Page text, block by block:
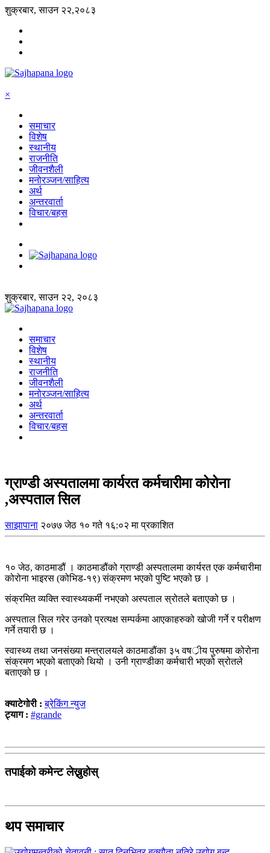
शुक्रबार, साउन २२,२०८३
×
समाचार
विशेष
स्थानीय
राजनीति
जीवनशैली
मनोरञ्जन/साहित्य
अर्थ
अन्तरवार्ता
विचार/बहस
शुक्रबार, साउन २२, २०८३
समाचार
विशेष
स्थानीय
राजनीति
जीवनशैली
मनोरञ्जन/साहित्य
अर्थ
अन्तरवार्ता
विचार/बहस
ग्राण्डी अस्पतालमा कार्यरत कर्मचारीमा कोरोना
,अस्पताल सिल
साझापाना २०७७ जेठ १० गते १६:०२ मा प्रकाशित
१० जेठ, काठमाडौं । काठमाडौंको ग्राण्डी अस्पतालमा कार्यरत एक कर्मचारीमा
कोरोना भाइरस (कोभिड-१९) संक्रमण भएको पुष्टि भएको छ ।
संक्रमित व्यक्ति स्वास्थ्यकर्मी नभएको अस्पताल स्रोतले बताएको छ ।
अस्पताल सिल गरेर उनको प्रत्यक्ष सम्पर्कमा आएकाहरुको खोजी गर्ने र परीक्षण
गर्ने तयारी छ ।
स्वास्थ्य तथा जनसंख्या मन्त्रालयले काठमाडौंका ३५ वषर्ीय पुरुषमा कोरोना
संक्रमण भएको बताएको थियो । उनी ग्राण्डीका कर्मचारी भएको स्रोतले
बताएको छ ।
क्याटेगोरी :ब्रेकिंग न्युज
ट्याग : #grande
तपाईको कमेन्ट लेख्नुहोस्
थप समाचार